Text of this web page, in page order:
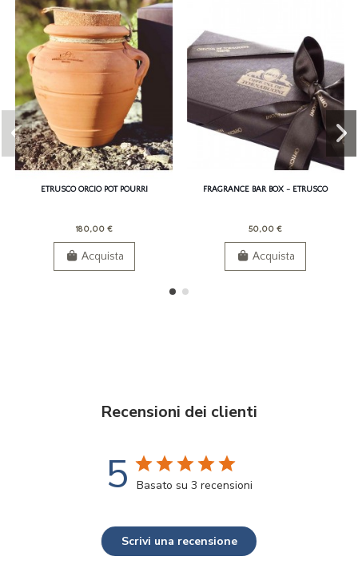
ETRUSCO ORCIO POT POURRI
180,00 €
Acquista
FRAGRANCE BAR BOX - ETRUSCO
50,00 €
Acquista
Recensioni dei clienti
5 Basato su 3 recensioni
Scrivi una recensione